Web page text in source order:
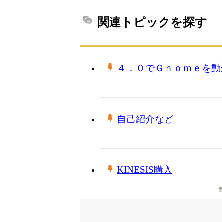
関連トピックを探す
４．０でＧｎｏｍｅを
自己紹介など
KINESIS購入